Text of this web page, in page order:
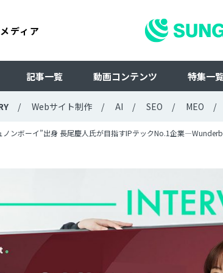
ディア
記事一覧 動画コンテンツ 特集一
Webサイト制作 AI SEO MEO
ノンボーイ”出身 長尾慶人氏が目指すIPテックNo.1企業